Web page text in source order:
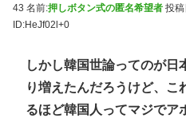
43 名前:押しボタン式の匿名希望者 投
ID:HeJf02l+0
しかし韓国世論ってのが日
り増えたんだろうけど、こ
るほど韓国人ってマジでア